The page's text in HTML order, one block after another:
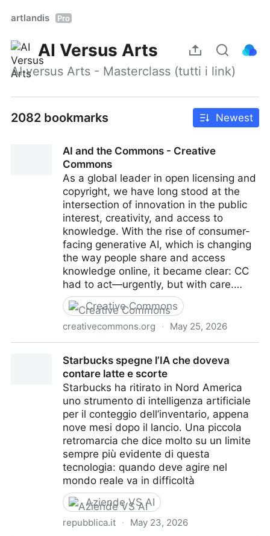
artlandis Pro
AI Versus Arts
AI versus Arts - Masterclass (tutti i link)
2082 bookmarks Newest
AI and the Commons - Creative
Commons
As a global leader in open licensing and
copyright, we have long stood at the
intersection of innovation in the public
interest, creativity, and access to
knowledge. With the rise of consumer-
facing generative AI, which is changing
the way people share and access
knowledge online, it became clear: CC
had to act—urgently, but with care.…
Creative Commons
creativecommons.org · May 25, 2026
Starbucks spegne l’IA che doveva
contare latte e scorte
Starbucks ha ritirato in Nord America
uno strumento di intelligenza artificiale
per il conteggio dell’inventario, appena
nove mesi dopo il lancio. Una piccola
retromarcia che dice molto su un limite
sempre più evidente di questa
tecnologia: quando deve agire nel
mondo reale va in difficoltà
Aziende VS AI
repubblica.it · May 23, 2026